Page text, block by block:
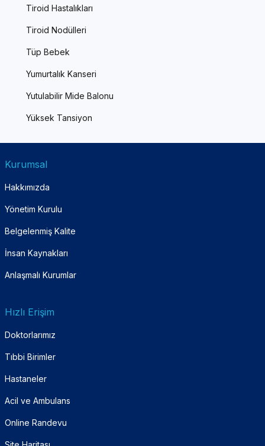
Tiroid Hastalıkları
Tiroid Nodülleri
Tüp Bebek
Yumurtalık Kanseri
Yutulabilir Mide Balonu
Yüksek Tansiyon
Kurumsal
Hakkımızda
Yönetim Kurulu
Belgelenmiş Kalite
İnsan Kaynakları
Anlaşmalı Kurumlar
Hızlı Erişim
Doktorlarımız
Tıbbi Birimler
Hastaneler
Acil ve Ambulans
Online Randevu